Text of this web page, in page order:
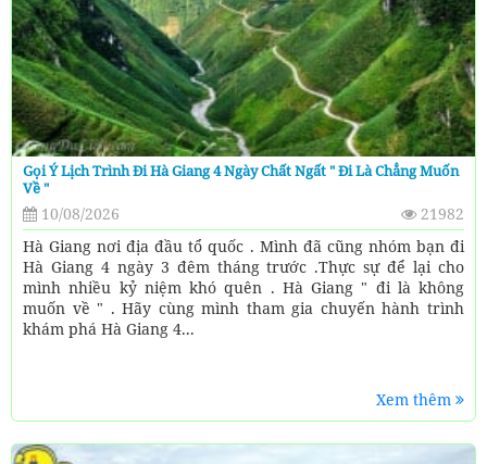
Gọi Ý Lịch Trình Đi Hà Giang 4 Ngày Chất Ngất " Đi Là Chẳng Muốn
Về "
10/08/2026
21982
Hà Giang nơi địa đầu tổ quốc . Mình đã cũng nhóm bạn đi
Hà Giang 4 ngày 3 đêm tháng trước .Thực sự để lại cho
mình nhiều kỷ niệm khó quên . Hà Giang " đi là không
muốn về " . Hãy cùng mình tham gia chuyến hành trình
khám phá Hà Giang 4...
Xem thêm